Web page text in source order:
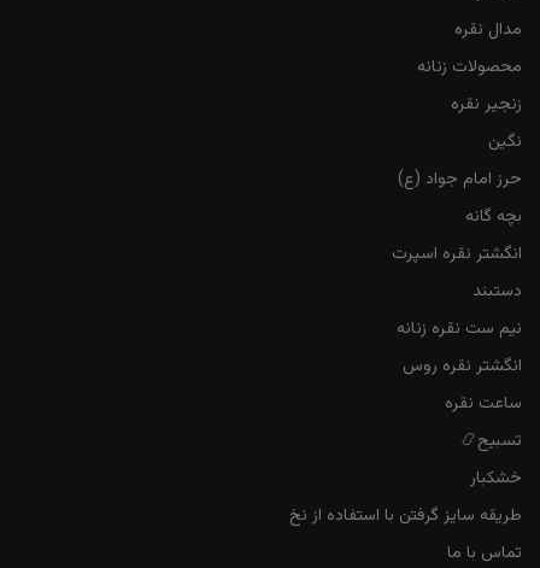
مدال نقره
محصولات زنانه
زنجیر نقره
نگین
حرز امام جواد (ع)
بچه گانه
انگشتر نقره اسپرت
دستبند
نیم ست نقره زنانه
انگشتر نقره روس
ساعت نقره
تسبیح📿
خشکبار
طریقه سایز گرفتن با استفاده از نخ
تماس با ما